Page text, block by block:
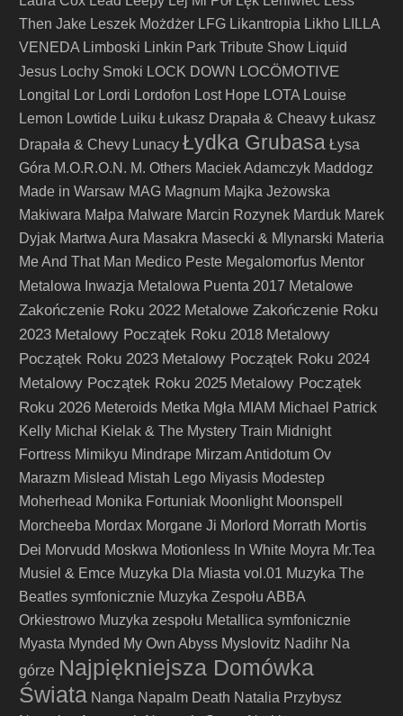
Then Jake Leszek Możdżer LFG Likantropia Likho LILLA
VENEDA Limboski Linkin Park Tribute Show Liquid
Jesus Lochy Smoki LOCK DOWN LOCÖMOTIVE
Longital Lor Lordi Lordofon Lost Hope LOTA Louise
Lemon Lowtide Luiku Łukasz Drapała & Cheavy Łukasz
Drapała & Chevy Lunacy Łydka Grubasa Łysa
Góra M.O.R.O.N. M. Others Maciek Adamczyk Maddogz
Made in Warsaw MAG Magnum Majka Jeżowska
Makiwara Małpa Malware Marcin Rozynek Marduk Marek
Dyjak Martwa Aura Masakra Masecki & Mlynarski Materia
Me And That Man Medico Peste Megalomorfus Mentor
Metalowa Inwazja Metalowa Puenta 2017 Metalowe
Zakończenie Roku 2022 Metalowe Zakończenie Roku
2023 Metalowy Początek Roku 2018 Metalowy
Początek Roku 2023 Metalowy Początek Roku 2024
Metalowy Początek Roku 2025 Metalowy Początek
Roku 2026 Meteroids Metka Mgła MIAM Michael Patrick
Kelly Michał Kielak & The Mystery Train Midnight
Fortress Mimikyu Mindrape Mirzam Antidotum Ov
Marazm Mislead Mistah Lego Miyasis Modestep
Moherhead Monika Fortuniak Moonlight Moonspell
Morcheeba Mordax Morgane Ji Morlord Morrath Mortis
Dei Morvudd Moskwa Motionless In White Moyra Mr.Tea
Musiel & Emce Muzyka Dla Miasta vol.01 Muzyka The
Beatles symfonicznie Muzyka Zespołu ABBA
Orkiestrowo Muzyka zespołu Metallica symfonicznie
Myasta Mynded My Own Abyss Myslovitz Nadihr Na
górze Najpiękniejsza Domówka
Świata Nanga Napalm Death Natalia Przybysz